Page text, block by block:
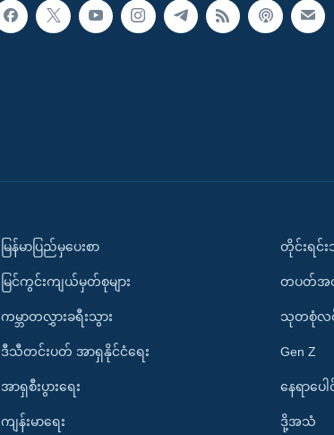
မြန်မာပြည်မှပေးစာ
မြင်ကွင်းကျယ်မှတ်စုများ
ကမ္ဘာတလွှားခရီးသွား
ဒီသီတင်းပတ် အာရှနိုင်ငံရေး
အာရှစီးပွားရေး
ကျန်းမာရေး
တိုင်းရင်
တပတ်အတွ
သုတစုံလ
Gen Z
နေရာပေ
ဒို့အသံ